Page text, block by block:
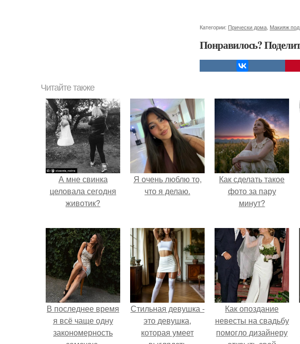
Категории: Прически дома Макияж
Понравилось?
Читайте также
А мне свинка
целовала сегодня
животик?
Я очень люблю то,
что я делаю.
Как сделать такое
фото за пару
минут?
В последнее время
я всё чаще одну
закономерность
Стильная девушка -
это девушка,
которая умеет
Как опоздание
невесты на свадьбу
помогло дизайнеру